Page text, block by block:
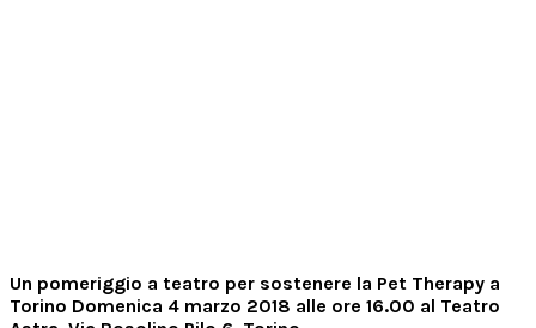
Un pomeriggio a teatro per sostenere la Pet Therapy a
Torino Domenica 4 marzo 2018 alle ore 16.00 al Teatro